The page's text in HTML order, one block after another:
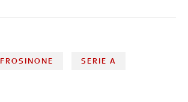
FROSINONE SERIE A